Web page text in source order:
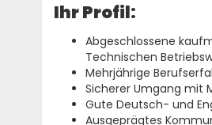
Ihr Profil:
Abgeschlossene
Technischen
Mehrjährige
Sicherer Umgang mit
Gute Deutsch- und
Ausgeprägtes